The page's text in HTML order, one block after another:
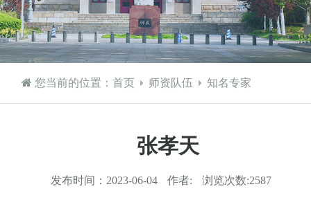
您当前的位置：首页 师资队伍 知名专家
张孝天
发布时间： 2023-06-04 作者: 浏览次数:2587